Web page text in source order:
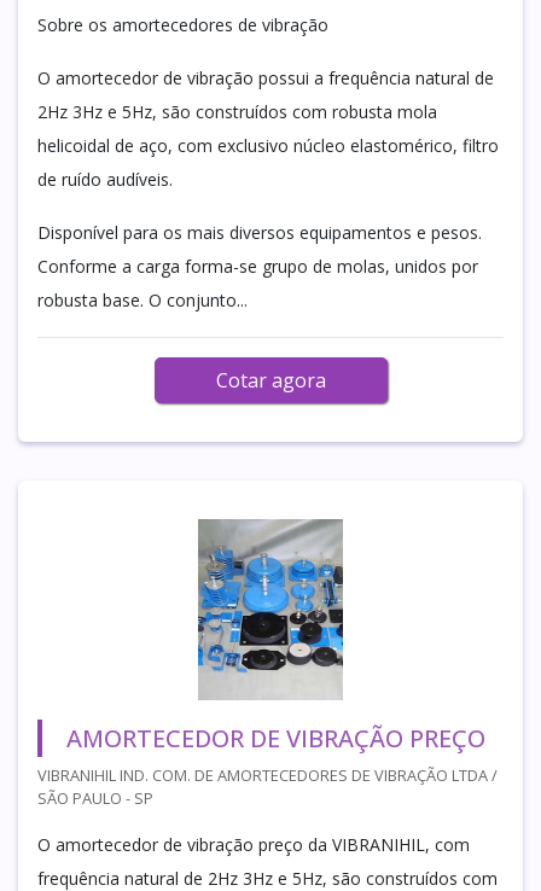
Sobre os amortecedores de vibração
O amortecedor de vibração possui a frequência natural de
2Hz 3Hz e 5Hz, são construídos com robusta mola
helicoidal de aço, com exclusivo núcleo elastomérico, filtro
de ruído audíveis.
Disponível para os mais diversos equipamentos e pesos.
Conforme a carga forma-se grupo de molas, unidos por
robusta base. O conjunto...
Cotar agora
AMORTECEDOR DE VIBRAÇÃO PREÇO
VIBRANIHIL IND. COM. DE AMORTECEDORES DE VIBRAÇÃO LTDA /
SÃO PAULO - SP
O amortecedor de vibração preço da VIBRANIHIL, com
frequência natural de 2Hz 3Hz e 5Hz, são construídos com